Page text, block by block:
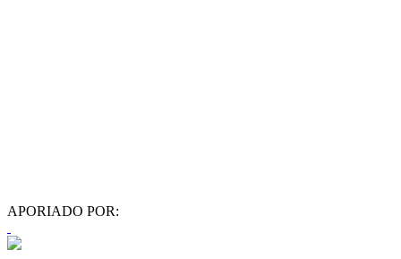
APORIADO POR: